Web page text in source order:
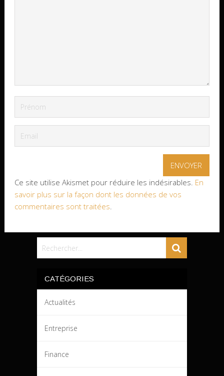
Ce site utilise Akismet pour réduire les indésirables. En
savoir plus sur la façon dont les données de vos
commentaires sont traitées.
CATÉGORIES
Actualités
Entreprise
Finance